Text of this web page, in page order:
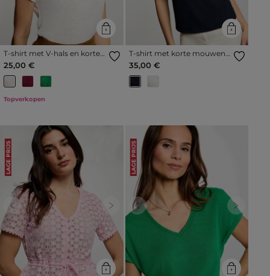
T-shirt met V-hals en korte
mouwen helder wit vrouw
25,00 €
Topverkopen
T-shirt met korte mouwen
marineblauw vrouw
35,00 €
LAGE PRIJS
Previous Next
LAGE PRIJS
Previous Next